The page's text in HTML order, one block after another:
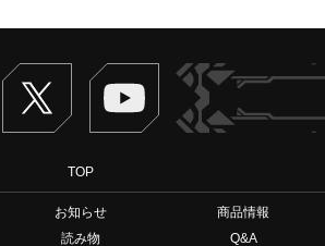
Twitter ヴァンガードch
TOP
お知らせ
商品情報
読み物
Q&A